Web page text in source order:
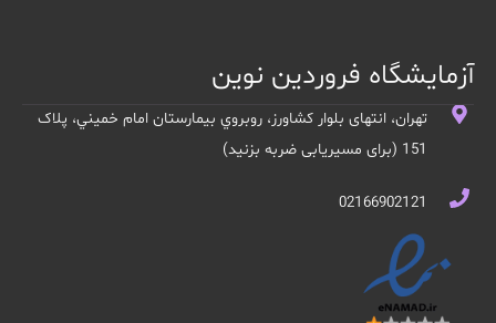
آزمایشگاه فروردین نوین
تهران، انتهای بلوار کشاورز، روبروي بيمارستان امام خميني، پلاک
151 (برای مسیریابی ضربه بزنید)
02166902121